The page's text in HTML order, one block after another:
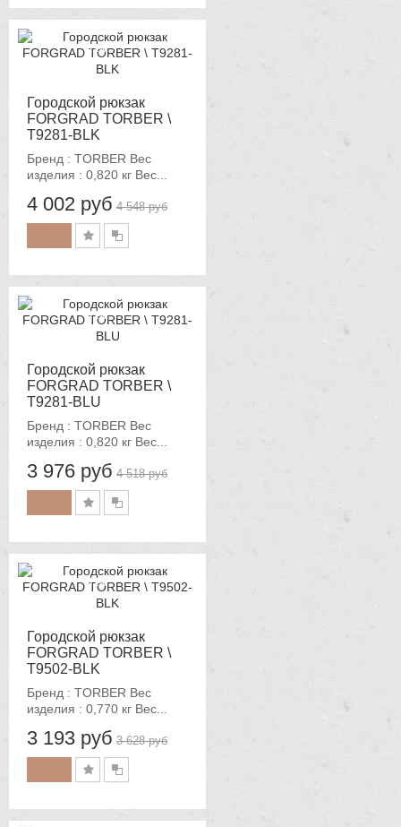
Городской рюкзак
FORGRAD TORBER \
T9281-BLK
Бренд : TORBER Вес
изделия : 0,820 кг Вес...
4 002 руб
-12%
4 548 руб
Городской рюкзак
FORGRAD TORBER \
T9281-BLU
Бренд : TORBER Вес
изделия : 0,820 кг Вес...
3 976 руб
-12%
4 518 руб
Городской рюкзак
FORGRAD TORBER \
T9502-BLK
Бренд : TORBER Вес
изделия : 0,770 кг Вес...
3 193 руб
-12%
3 628 руб